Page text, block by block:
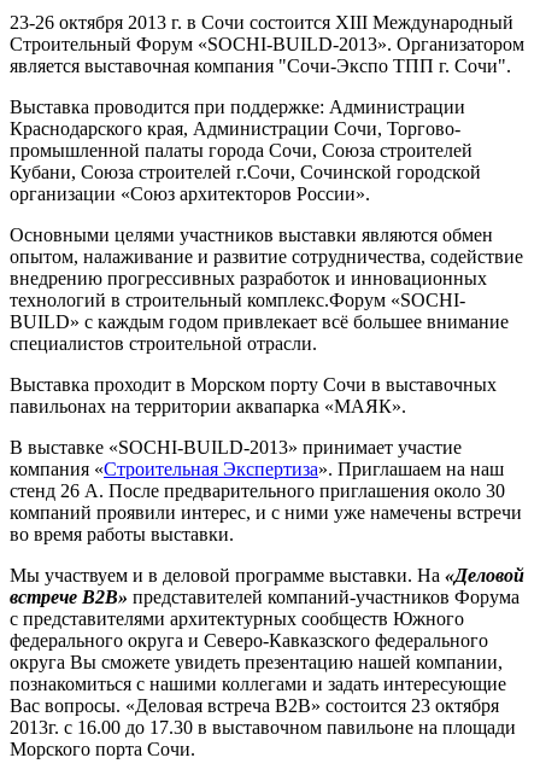
23-26 октября 2013 г. в Сочи состоится XIII Международный
Строительный Форум «SOCHI-BUILD-2013». Организатором
является выставочная компания "Сочи-Экспо ТПП г. Сочи".
Выставка проводится при поддержке: Администрации
Краснодарского края, Администрации Сочи, Торгово-
промышленной палаты города Сочи, Союза строителей
Кубани, Союза строителей г.Сочи, Сочинской городской
организации «Союз архитекторов России».
Основными целями участников выставки являются обмен
опытом, налаживание и развитие сотрудничества, содействие
внедрению прогрессивных разработок и инновационных
технологий в строительный комплекс.Форум «SOCHI-
BUILD» с каждым годом привлекает всё большее внимание
специалистов строительной отрасли.
Выставка проходит в Морском порту Сочи в выставочных
павильонах на территории аквапарка «МАЯК».
В выставке «SOCHI-BUILD-2013» принимает участие
компания «Строительная Экспертиза». Приглашаем на наш
стенд 26 А. После предварительного приглашения около 30
компаний проявили интерес, и с ними уже намечены встречи
во время работы выставки.
Мы участвуем и в деловой программе выставки. На «Деловой
встрече В2В» представителей компаний-участников Форума
с представителями архитектурных сообществ Южного
федерального округа и Северо-Кавказского федерального
округа Вы сможете увидеть презентацию нашей компании,
познакомиться с нашими коллегами и задать интересующие
Вас вопросы. «Деловая встреча В2В» состоится 23 октября
2013г. с 16.00 до 17.30 в выставочном павильоне на площади
Морского порта Сочи.